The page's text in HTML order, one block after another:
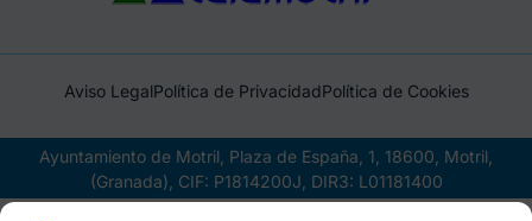
Aviso LegalPolítica de PrivacidadPolítica de Cookies
Ayuntamiento de Motril, Plaza de España, 1, 18600, Motril,
(Granada), CIF: P1814200J, DIR3: L01181400